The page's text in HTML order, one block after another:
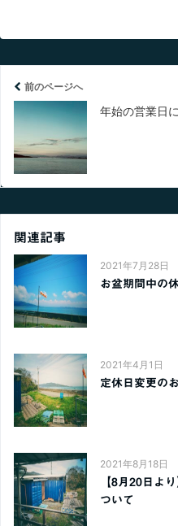
前のページへ
年始の営業日
関連記事
2021年7月28日
お盆期間中の
2021年4月1日
定休日変更の
2021年8月18日
【8月20日よ
ついて